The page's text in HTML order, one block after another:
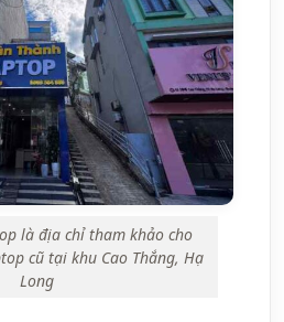
là địa chỉ tham khảo cho
cũ tại khu Cao Thắng, Hạ
Long